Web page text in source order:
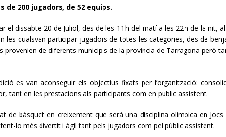
de 200 jugadors, de 52 equips.
el dissabte 20 de Juliol, des de les 11 h del matí a les 22h de la nit,
les qualsvan participar jugadors de totes les categories, des de
provenien de diferents municipis de la província de Tarragona però
es van aconseguir els objectius fixats per l’organització:
tant en les prestacions als participants com en públic assistent.
de bàsquet en creixement que serà una disciplina olímpica en
lo més divertit i àgil tant pels jugadors com pel públic assistent.